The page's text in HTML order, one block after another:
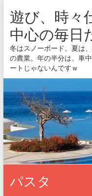
遊び、時々
中心の毎日
冬はスノーボード。夏は
の農業。年の半分は、車
ートじゃないんですｗ
パスタ